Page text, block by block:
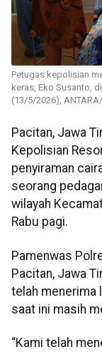
Petugas kepolisian
keras, Eko Susanto,
(13/5/2026),
Pacitan, Jawa
Kepolisian
penyiraman
seorang
wilayah
Rabu pagi.
Pamenwas
Pacitan, Jawa
telah menerima
saat ini masih
“Kami telah